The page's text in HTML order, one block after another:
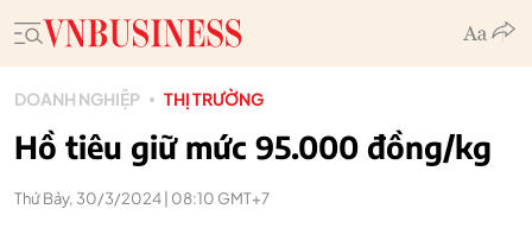
DOANH NGHIỆP THỊ TRƯỜNG
Hồ tiêu giữ mức 95.000 đồng/kg
Thứ Bảy, 30/3/2024 | 08:10 GMT+7